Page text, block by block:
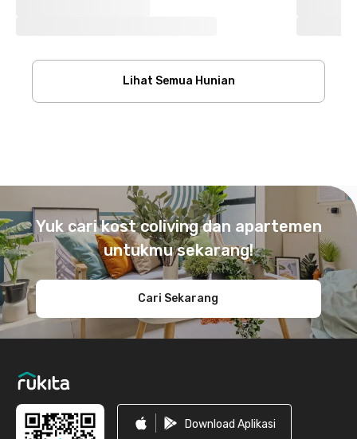
Lihat Semua Hunian
Yuk cari kost coliving dan apartemen
untukmu sekarang!
Cari Sekarang
Download Aplikasi